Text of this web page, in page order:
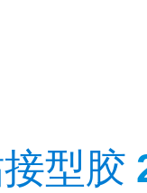
型胶